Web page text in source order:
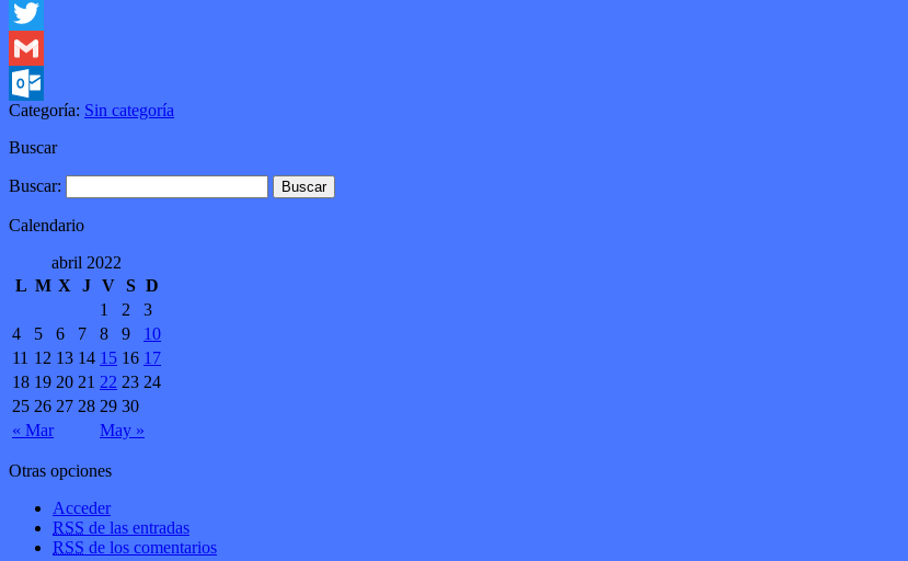
Messenger
Twitter
Gmail
Outlook.com
Categoría: Sin categoría
Buscar
Buscar:
Calendario
abril 2022
L M X J V S D
« Mar May »
1 2
3
4
5 6 7 8 9
10
11 12 13 14 15 16 17
18 19 20 21 22 23 24
25 26 27 28 29 30
Otras opciones
Acceder
RSS de las entradas
RSS de los comentarios